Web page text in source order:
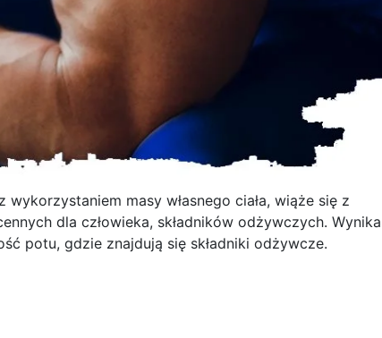
masy własnego ciała, wiąże się z
dla człowieka, składników odżywczych.
potu, gdzie znajdują się składniki odżywcze.